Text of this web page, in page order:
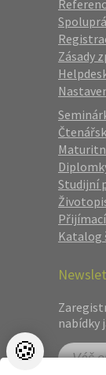
Zásady
Studijní
Katalog
nabídky
🍪